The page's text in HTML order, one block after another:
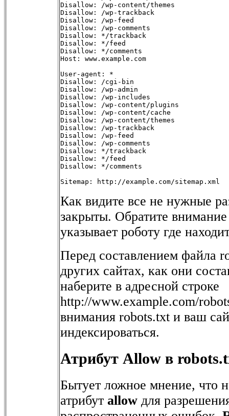
Disallow: /wp-content/themes
Disallow: /wp-trackback
Disallow: /wp-feed
Disallow: /wp-comments
Disallow: */trackback
Disallow: */feed
Disallow: */comments
Host: www.example.com
User-agent: *
Disallow: /cgi-bin
Disallow: /wp-admin
Disallow: /wp-includes
Disallow: /wp-content/plugins
Disallow: /wp-content/cache
Disallow: /wp-content/themes
Disallow: /wp-trackback
Disallow: /wp-feed
Disallow: /wp-comments
Disallow: */trackback
Disallow: */feed
Disallow: */comments
Sitemap: http://example.com/sitemap.xml
Как видите все не нужные
закрыты. Обратите
указывает роботу где
Перед составлением файла
других сайтах, как они
наберите в адресной строке
http://www.example.com/
внимания robots.txt и ваш
индексироваться.
Атрибут Allow в
Бытует ложное мнение, что
атрибут allow для